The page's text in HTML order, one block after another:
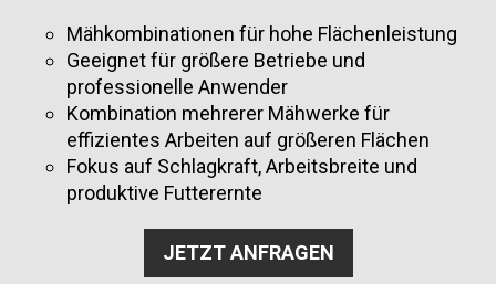
Mähkombinationen für hohe Flächenleistung
Geeignet für größere Betriebe und
professionelle Anwender
Kombination mehrerer Mähwerke für
effizientes Arbeiten auf größeren Flächen
Fokus auf Schlagkraft, Arbeitsbreite und
produktive Futterernte
JETZT ANFRAGEN